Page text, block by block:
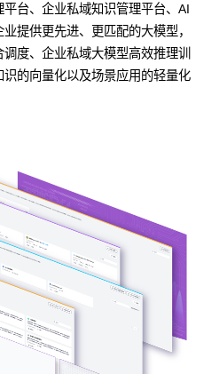
台、企业私域知识管理平台、AI
提供更先进、更匹配的大模型，
度、企业私域大模型高效推理训
的向量化以及场景应用的轻量化